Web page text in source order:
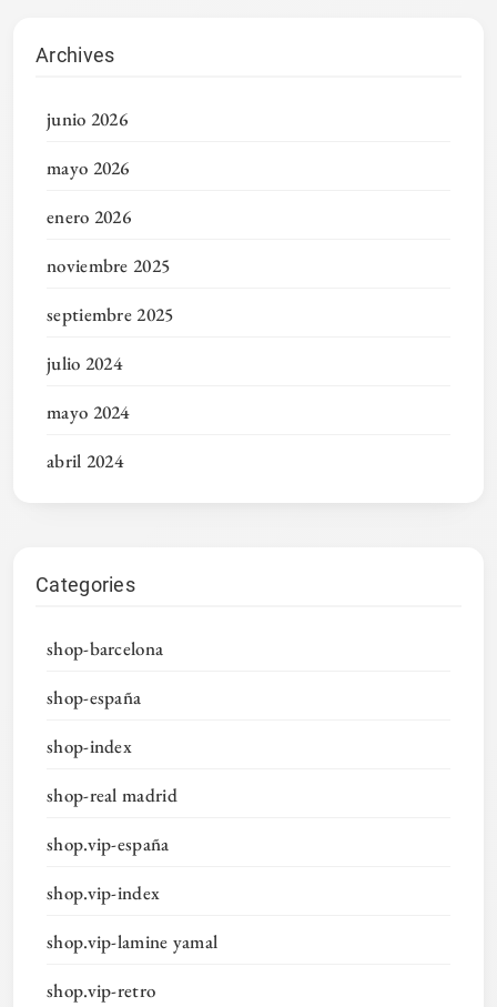
Archives
junio 2026
mayo 2026
enero 2026
noviembre 2025
septiembre 2025
julio 2024
mayo 2024
abril 2024
Categories
shop-barcelona
shop-españa
shop-index
shop-real madrid
shop.vip-españa
shop.vip-index
shop.vip-lamine yamal
shop.vip-retro